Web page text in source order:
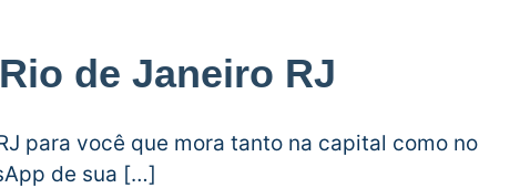
de Janeiro RJ
para você que mora tanto na capital como no
de sua […]